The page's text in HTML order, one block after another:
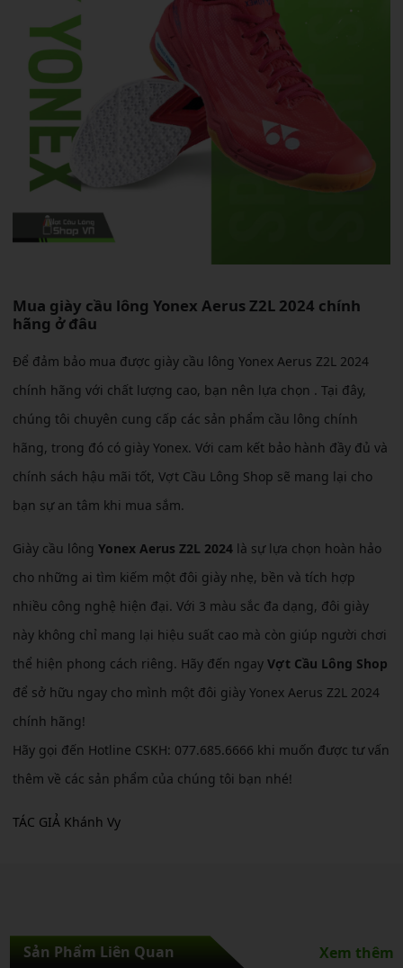
Mua giày cầu lông Yonex Aerus Z2L 2024 chính
hãng ở đâu
Để đảm bảo mua được giày cầu lông Yonex Aerus Z2L 2024
chính hãng với chất lượng cao, bạn nên lựa chọn . Tại đây,
chúng tôi chuyên cung cấp các sản phẩm cầu lông chính
hãng, trong đó có giày Yonex. Với cam kết bảo hành đầy đủ và
chính sách hậu mãi tốt, Vợt Cầu Lông Shop sẽ mang lại cho
bạn sự an tâm khi mua sắm.
Giày cầu lông Yonex Aerus Z2L 2024 là sự lựa chọn hoàn hảo
cho những ai tìm kiếm một đôi giày nhẹ, bền và tích hợp
nhiều công nghệ hiện đại. Với 3 màu sắc đa dạng, đôi giày
này không chỉ mang lại hiệu suất cao mà còn giúp người chơi
thể hiện phong cách riêng. Hãy đến ngay Vợt Cầu Lông Shop
để sở hữu ngay cho mình một đôi giày Yonex Aerus Z2L 2024
chính hãng!
Hãy gọi đến Hotline CSKH: 077.685.6666 khi muốn được tư vấn
thêm về các sản phẩm của chúng tôi bạn nhé!
TÁC GIẢ Khánh Vy
Sản Phẩm Liên Quan Xem thêm